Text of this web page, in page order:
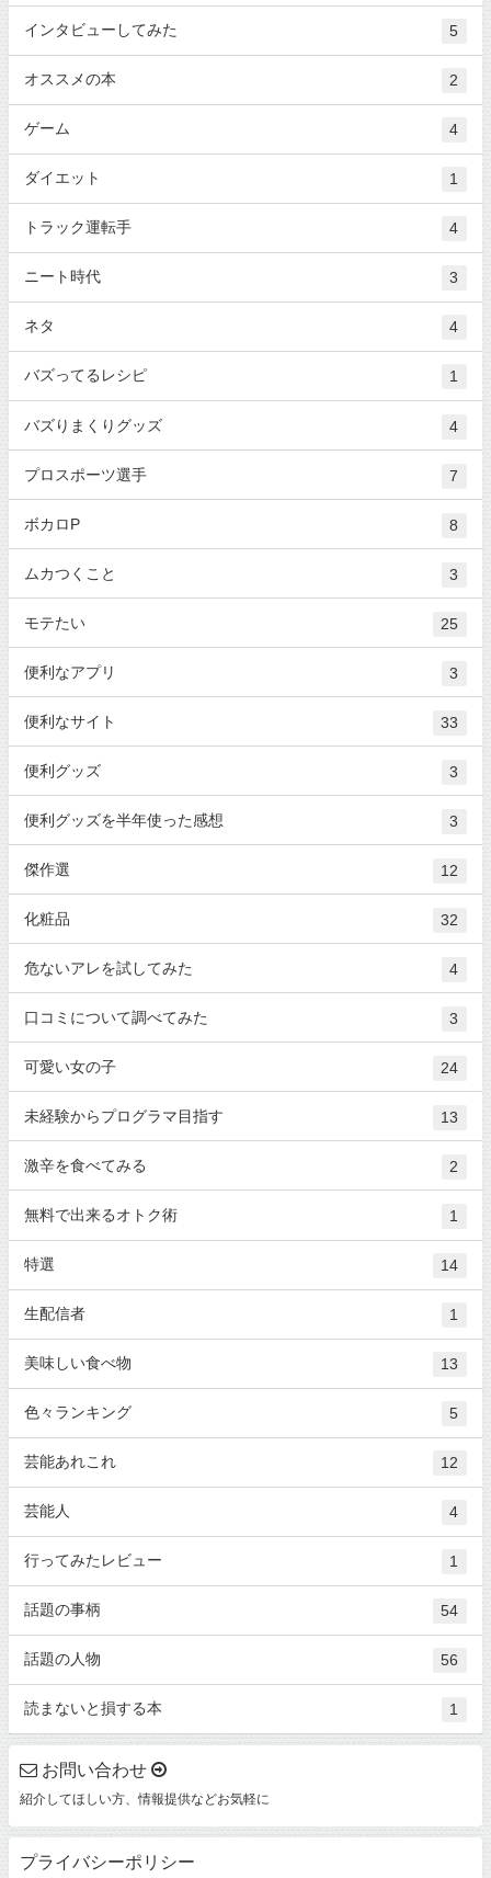
インタビューしてみた 5
オススメの本 2
ゲーム 4
ダイエット 1
トラック運転手 4
ニート時代 3
ネタ 4
バズってるレシピ 1
バズりまくりグッズ 4
プロスポーツ選手 7
ボカロP 8
ムカつくこと 3
モテたい 25
便利なアプリ 3
便利なサイト 33
便利グッズ 3
便利グッズを半年使った感想 3
傑作選 12
化粧品 32
危ないアレを試してみた 4
口コミについて調べてみた 3
可愛い女の子 24
未経験からプログラマ目指す 13
激辛を食べてみる 2
無料で出来るオトク術 1
特選 14
生配信者 1
美味しい食べ物 13
色々ランキング 5
芸能あれこれ 12
芸能人 4
行ってみたレビュー 1
話題の事柄 54
話題の人物 56
読まないと損する本 1
お問い合わせ
紹介してほしい方、情報提供などお気軽に
プライバシーポリシー